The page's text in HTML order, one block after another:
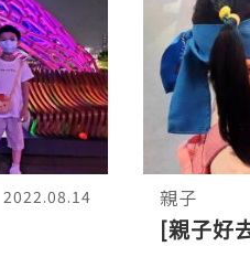
2022.08.14 親子
[親子好